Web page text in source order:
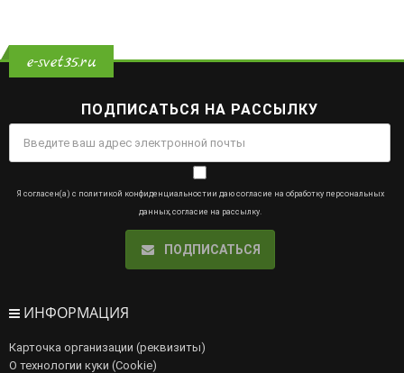
e-svet35.ru
ПОДПИСАТЬСЯ НА РАССЫЛКУ
Я согласен(а) с политикой конфиденциальности и даю согласие на обработку персональных
данных, согласие на рассылку.
ПОДПИСАТЬСЯ
ИНФОРМАЦИЯ
Карточка организации (реквизиты)
О технологии куки (Cookie)